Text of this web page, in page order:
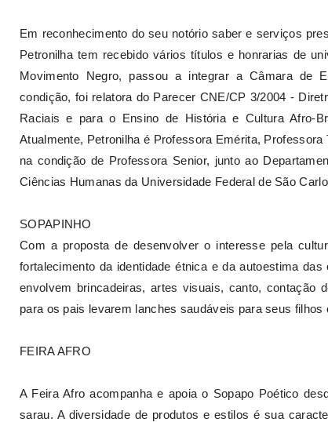
Em reconhecimento do seu notório saber e serviços
Petronilha tem recebido vários títulos e honrarias de
Movimento Negro, passou a integrar a Câmara de
condição, foi relatora do Parecer CNE/CP 3/2004 -
Raciais e para o Ensino de História e Cultura Afro-
Atualmente, Petronilha é Professora Emérita,
na condição de Professora Senior, junto ao
Ciências Humanas da Universidade Federal de São
SOPAPINHO
Com a proposta de desenvolver o interesse pela
fortalecimento da identidade étnica e da autoestima
envolvem brincadeiras, artes visuais, canto, contação
para os pais levarem lanches saudáveis para seus
FEIRA AFRO
A Feira Afro acompanha e apoia o Sopapo Poético
sarau. A diversidade de produtos e estilos é sua